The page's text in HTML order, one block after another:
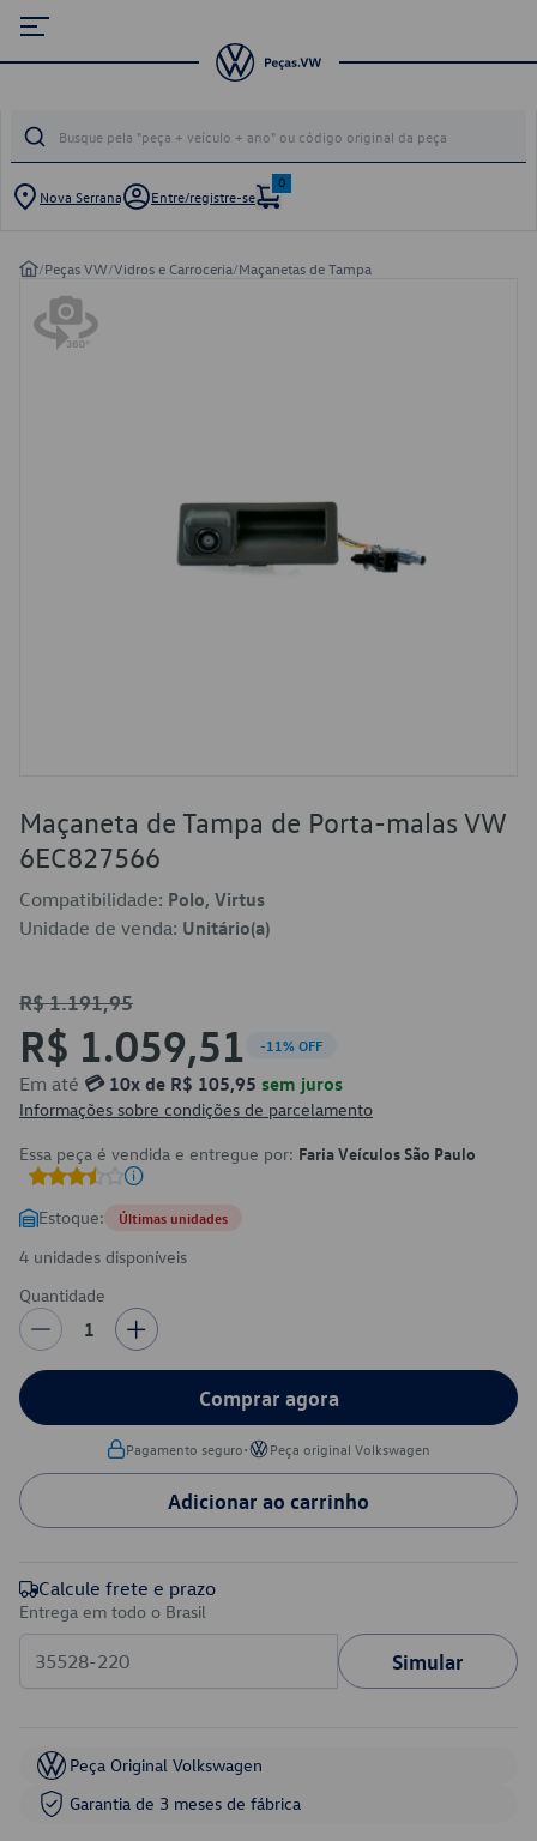
Nova Serrana Entre/registre-se
0
/Peças VW/Vidros e Carroceria/Maçanetas de Tampa
Maçaneta de Tampa de Porta-malas VW
6EC827566
Compatibilidade: Polo, Virtus
Unidade de venda: Unitário(a)
R$ 1.191,95
R$ 1.059,51 -11% OFF
Em até 💳 10x de R$ 105,95 sem juros
Informações sobre condições de parcelamento
Essa peça é vendida e entregue por: Faria Veículos São Paulo
Estoque: Últimas unidades
4 unidades disponíveis
Quantidade
1
Comprar agora
Pagamento seguro• Peça original Volkswagen
Adicionar ao carrinho
Calcule frete e prazo
Entrega em todo o Brasil
Simular
Peça Original Volkswagen
Garantia de 3 meses de fábrica